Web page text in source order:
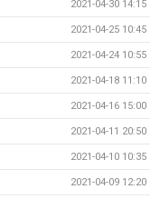
2021-04-30 14:15
2021-04-25 10:45
2021-04-24 10:55
2021-04-18 11:10
2021-04-16 15:00
2021-04-11 20:50
2021-04-10 10:35
2021-04-09 12:20